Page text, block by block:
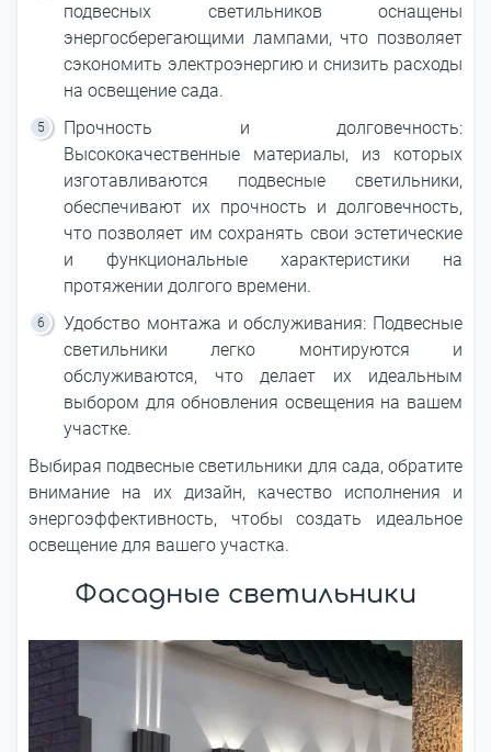
подвесных светильников оснащены
энергосберегающими лампами, что позволяет
сэкономить электроэнергию и снизить расходы
на освещение сада.
Прочность и долговечность:
Высококачественные материалы, из которых
изготавливаются подвесные светильники,
обеспечивают их прочность и долговечность,
что позволяет им сохранять свои эстетические
и функциональные характеристики на
протяжении долгого времени.
Удобство монтажа и обслуживания: Подвесные
светильники легко монтируются и
обслуживаются, что делает их идеальным
выбором для обновления освещения на вашем
участке.
Выбирая подвесные светильники для сада, обратите
внимание на их дизайн, качество исполнения и
энергоэффективность, чтобы создать идеальное
освещение для вашего участка.
Фасадные светильники